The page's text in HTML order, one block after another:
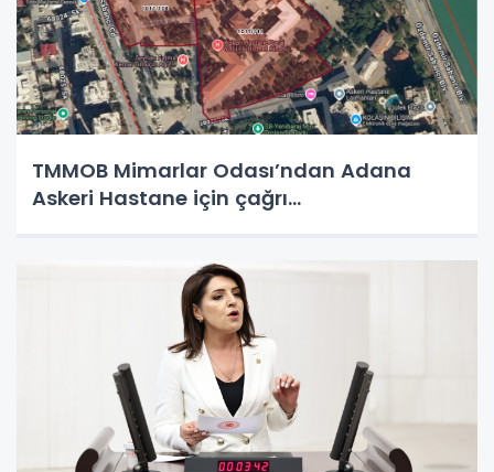
TMMOB Mimarlar Odası’ndan Adana
Askeri Hastane için çağrı…